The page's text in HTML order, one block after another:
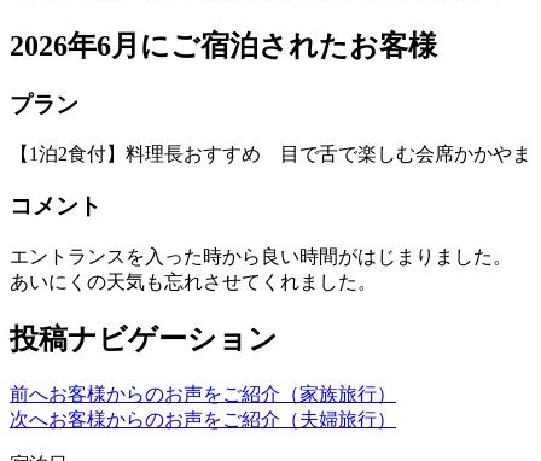
2026年6月にご宿泊されたお客様
プラン
【1泊2食付】料理長おすすめ 目で舌で楽しむ会席かかやま
コメント
エントランスを入った時から良い時間がはじまりました。
あいにくの天気も忘れさせてくれました。
投稿ナビゲーション
前へお客様からのお声をご紹介（家族旅行）
次へお客様からのお声をご紹介（夫婦旅行）